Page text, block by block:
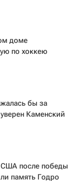
доме
по хоккею
бы за
Каменский
после победы
память Годро